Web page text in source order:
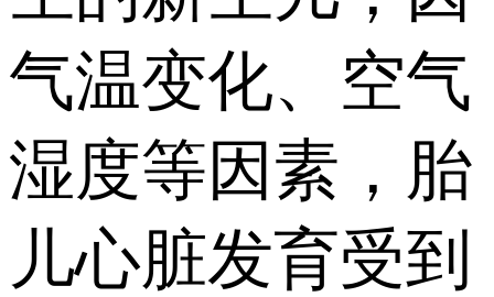
气温变化、空气
湿度等因素，胎
儿心脏发育受到